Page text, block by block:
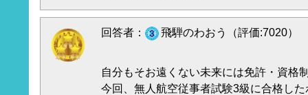
回答者： 飛騨のわおう（評価:7020）
自分もそお遠くない未来には免許・資格
今回、無人航空従事者試験3級に合格し